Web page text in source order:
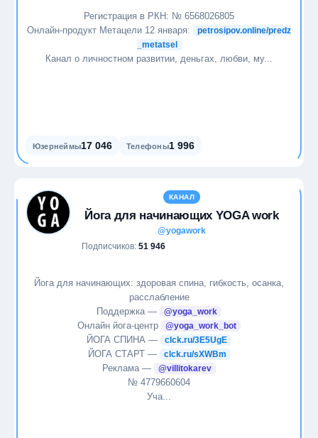
Регистрация в РКН: № 6568026805
Онлайн-продукт Метацели 12 января:
petrosipov.online/predz
_metatsel
Канал о личностном развитии, деньгах, любви, му...
Юзернеймы17 046 Телефоны1 996
КАНАЛ
Йога для начинающих YOGA work
@yogawork
Подписчиков: 51 946
Йога для начинающих: здоровая спина, гибкость, осанка,
расслабление
Поддержка —
@yoga_work
Онлайн йога-центр @yoga_work_bot
ЙОГА СПИНА — clck.ru/3E5UgE
ЙОГА СТАРТ — clck.ru/sXWBm
Реклама — @villitokarev
№ 4779660604
Уча...